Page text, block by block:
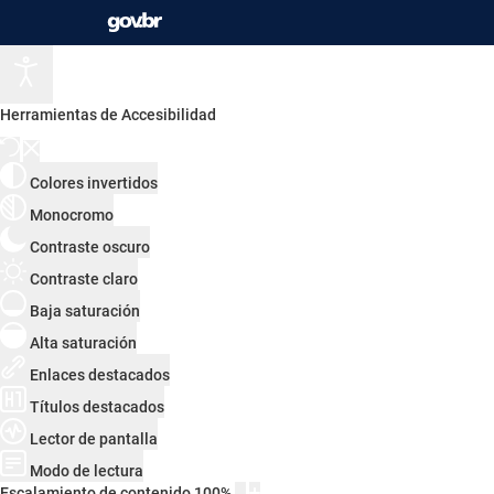
Herramientas de Accesibilidad
Colores invertidos
Monocromo
Contraste oscuro
Contraste claro
Baja saturación
Alta saturación
Enlaces destacados
Títulos destacados
Lector de pantalla
Modo de lectura